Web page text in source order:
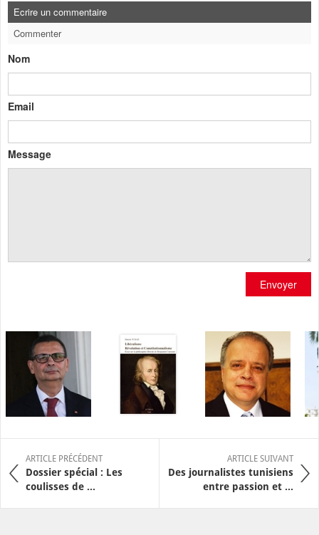
Ecrire un commentaire
Commenter
Nom
Email
Message
Envoyer
ARTICLE PRÉCÉDENT
Dossier spécial : Les
coulisses de ...
ARTICLE SUIVANT
Des journalistes tunisiens
entre passion et ...